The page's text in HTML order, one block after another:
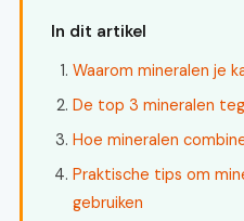
In dit artikel
Waarom mineralen je
De top 3 mineralen
Hoe mineralen
Praktische tips om
gebruiken